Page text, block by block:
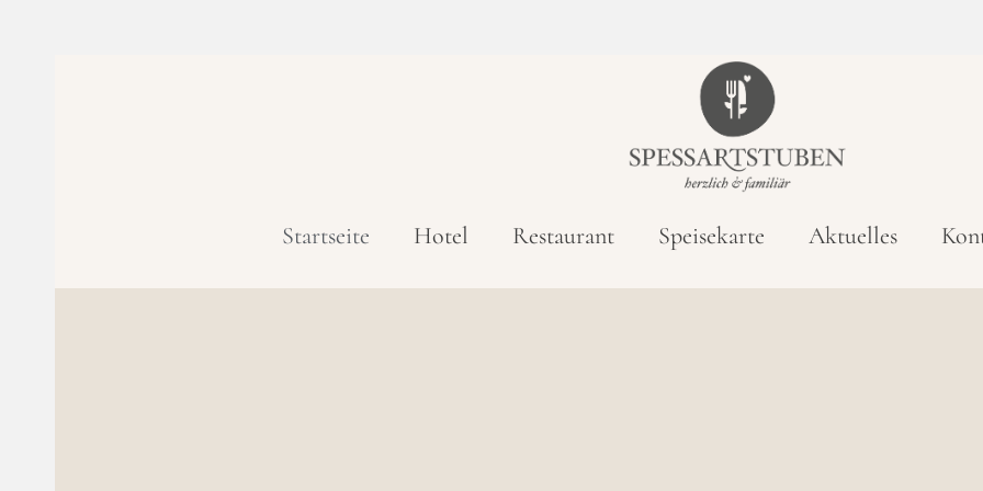
Startseite Hotel Restaurant Speisekarte Aktuelles